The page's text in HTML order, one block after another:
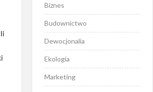
Biznes
Budownictwo
Dewocjonalia
Ekologia
Marketing